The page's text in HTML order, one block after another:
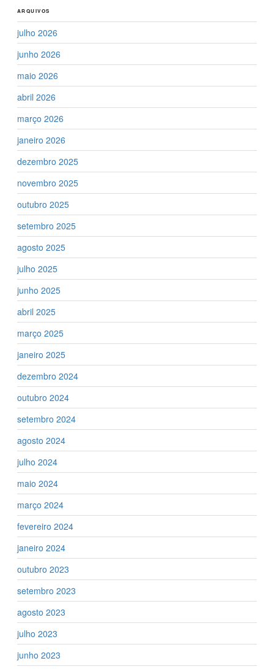
ARQUIVOS
julho 2026
junho 2026
maio 2026
abril 2026
março 2026
janeiro 2026
dezembro 2025
novembro 2025
outubro 2025
setembro 2025
agosto 2025
julho 2025
junho 2025
abril 2025
março 2025
janeiro 2025
dezembro 2024
outubro 2024
setembro 2024
agosto 2024
julho 2024
maio 2024
março 2024
fevereiro 2024
janeiro 2024
outubro 2023
setembro 2023
agosto 2023
julho 2023
junho 2023